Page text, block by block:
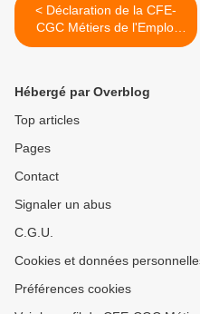
< Déclaration de la CFE-
CGC Métiers de l'Emploi
PACA lors du CE du 26
Hébergé par Overblog
Top articles
Pages
Contact
Signaler un abus
C.G.U.
Cookies et données
Préférences cookies